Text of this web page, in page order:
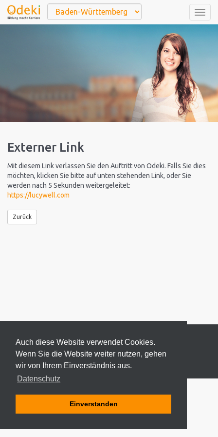
Auch diese Website verwendet Cookies.
Wenn Sie die Website weiter nutzen, gehen
wir von Ihrem Einverständnis aus.
Datenschutz
Einverstanden
Externer Link
Mit diesem Link verlassen Sie den Auftritt von Odeki. Falls Sie dies
möchten, klicken Sie bitte auf unten stehenden Link, oder Sie
werden nach 5 Sekunden weitergeleitet:
https://lucywell.com
Zurück
© 2026 ODEKI - ALLE RECHTE VORBEHALTEN